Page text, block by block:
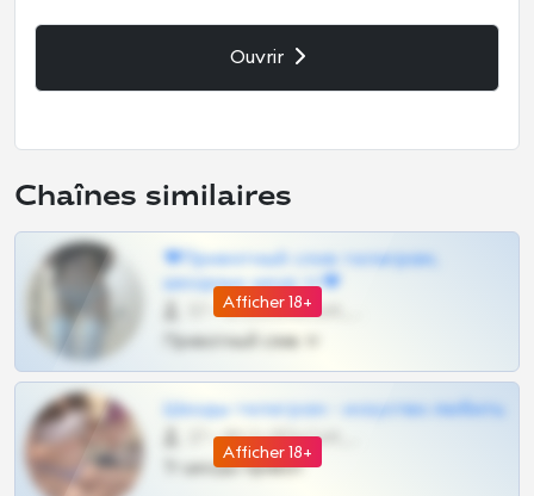
Ouvrir
Chaînes similaires
Afficher 18+
❤Приватный слив телеграм,
шкодных шкур тг❤
57 •
Приватный слив тг
Afficher 18+
Шкоды телеграм - искуство любить
27 •
Тг шкоды приват